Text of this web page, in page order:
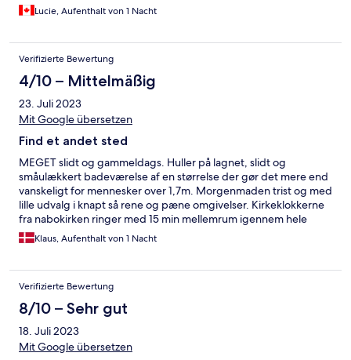
Lucie, Aufenthalt von 1 Nacht
Verifizierte Bewertung
4/10 – Mittelmäßig
23. Juli 2023
Mit Google übersetzen
Find et andet sted
MEGET slidt og gammeldags. Huller på lagnet, slidt og
småulækkert badeværelse af en størrelse der gør det mere end
vanskeligt for mennesker over 1,7m. Morgenmaden trist og med
lille udvalg i knapt så rene og pæne omgivelser. Kirkeklokkerne
fra nabokirken ringer med 15 min mellemrum igennem hele
natten. Eneste gode var hovdedpuderne, håndklæderne og
øllet. Kommer helt sikkert IKKE igen.
Klaus, Aufenthalt von 1 Nacht
Verifizierte Bewertung
8/10 – Sehr gut
18. Juli 2023
Mit Google übersetzen